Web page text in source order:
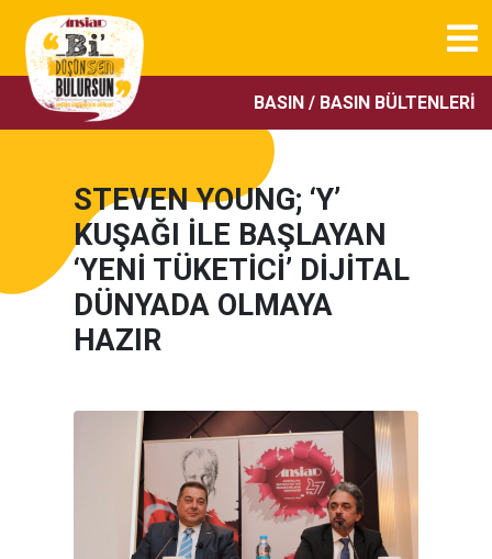
BASIN / BASIN BÜLTENLERI
STEVEN YOUNG; ‘Y’
KUŞAĞI İLE BAŞLAYAN
‘YENİ TÜKETİCİ’ DİJİTAL
DÜNYADA OLMAYA
HAZIR